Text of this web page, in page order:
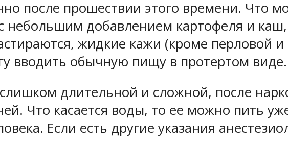
после прошествии этого времени. Что
небольшим добавлением картофеля и
жидкие кажи (кроме перловой и
вводить обычную пищу в протертом виде.
длительной и сложной, после
Что касается воды, то ее можно пить
Если есть другие указания